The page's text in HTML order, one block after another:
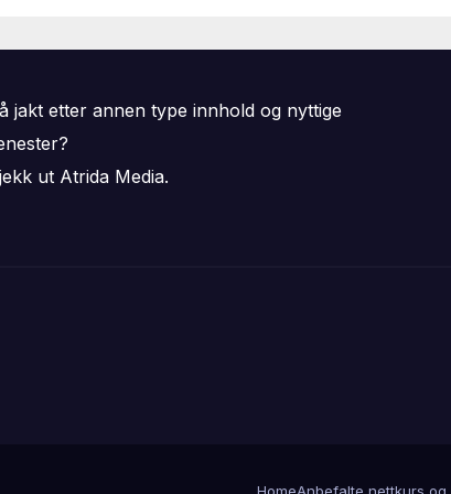
jakt etter annen type innhold og nyttige
ut Atrida Media.